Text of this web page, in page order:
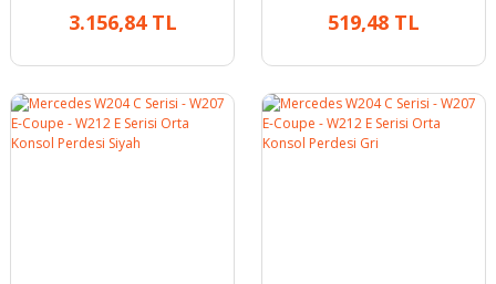
| A0008173305
3.156,84 TL 519,48 TL